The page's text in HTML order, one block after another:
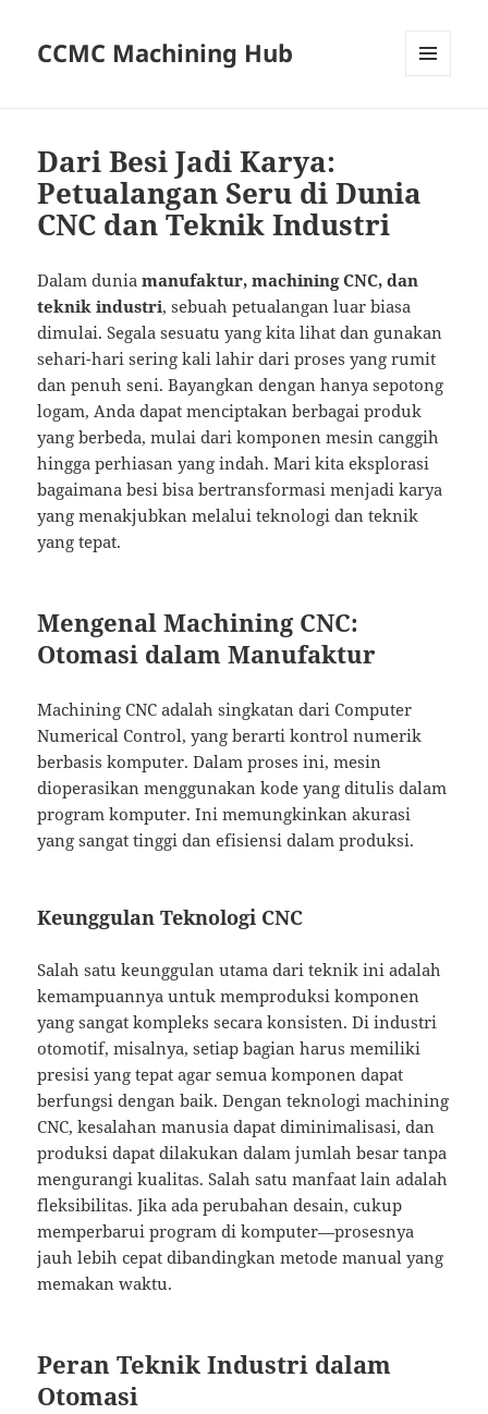
CCMC Machining Hub
Dari Besi Jadi Karya:
Petualangan Seru di Dunia
CNC dan Teknik Industri
Dalam duniamanufaktur, machining CNC, dan
teknik industri, sebuah petualangan luar biasa
dimulai. Segala sesuatu yang kita lihat dan gunakan
sehari-hari sering kali lahir dari proses yang rumit
dan penuh seni. Bayangkan dengan hanya sepotong
logam, Anda dapat menciptakan berbagai produk
yang berbeda, mulai dari komponen mesin canggih
hingga perhiasan yang indah. Mari kita eksplorasi
bagaimana besi bisa bertransformasi menjadi karya
yang menakjubkan melalui teknologi dan teknik
yang tepat.
Mengenal Machining CNC:
Otomasi dalam Manufaktur
Machining CNC adalah singkatan dari Computer
Numerical Control, yang berarti kontrol numerik
berbasis komputer. Dalam proses ini, mesin
dioperasikan menggunakan kode yang ditulis dalam
program komputer. Ini memungkinkan akurasi
yang sangat tinggi dan efisiensi dalam produksi.
Keunggulan Teknologi CNC
Salah satu keunggulan utama dari teknik ini adalah
kemampuannya untuk memproduksi komponen
yang sangat kompleks secara konsisten. Di industri
otomotif, misalnya, setiap bagian harus memiliki
presisi yang tepat agar semua komponen dapat
berfungsi dengan baik. Dengan teknologi machining
CNC, kesalahan manusia dapat diminimalisasi, dan
produksi dapat dilakukan dalam jumlah besar tanpa
mengurangi kualitas. Salah satu manfaat lain adalah
fleksibilitas. Jika ada perubahan desain, cukup
memperbarui program di komputer—prosesnya
jauh lebih cepat dibandingkan metode manual yang
memakan waktu.
Peran Teknik Industri dalam
Otomasi